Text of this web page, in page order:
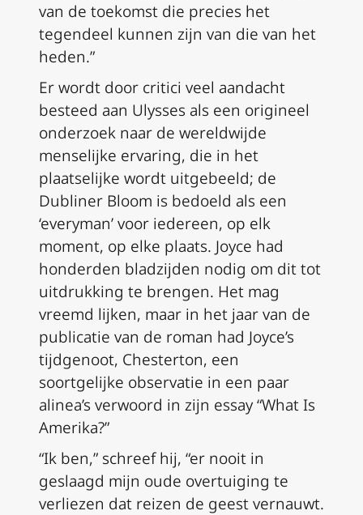
van de toekomst die precies het
tegendeel kunnen zijn van die van het
heden.”
Er wordt door critici veel aandacht
besteed aan Ulysses als een origineel
onderzoek naar de wereldwijde
menselijke ervaring, die in het
plaatselijke wordt uitgebeeld; de
Dubliner Bloom is bedoeld als een
‘everyman’ voor iedereen, op elk
moment, op elke plaats. Joyce had
honderden bladzijden nodig om dit tot
uitdrukking te brengen. Het mag
vreemd lijken, maar in het jaar van de
publicatie van de roman had Joyce’s
tijdgenoot, Chesterton, een
soortgelijke observatie in een paar
alinea’s verwoord in zijn essay “What Is
Amerika?”
“Ik ben,” schreef hij, “er nooit in
geslaagd mijn oude overtuiging te
verliezen dat reizen de geest vernauwt.